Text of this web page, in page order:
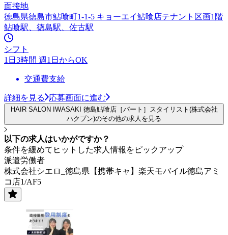
面接地
徳島県徳島市鮎喰町1-1-5 キョーエイ鮎喰店テナント区画1階
鮎喰駅、徳島駅、佐古駅
シフト
1日3時間 週1日からOK
交通費支給
詳細を見る 応募画面に進む
HAIR SALON IWASAKI 徳島鮎喰店［パート］スタイリスト(株式会社
ハクブン)のその他の求人を見る
以下の求人はいかがですか？
条件を緩めてヒットした求人情報をピックアップ
派遣労働者
株式会社シエロ_徳島県【携帯キャ】楽天モバイル徳島アミ
コ店1/AF5